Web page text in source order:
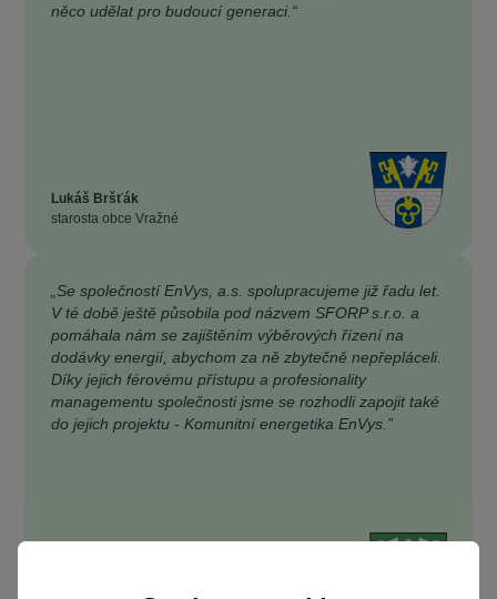
něco udělat pro budoucí generaci.“
Lukáš Bršťák
starosta obce Vražné
„Se společností EnVys, a.s. spolupracujeme již řadu let.
V té době ještě působila pod názvem SFORP s.r.o. a
pomáhala nám se zajištěním výběrových řízení na
dodávky energií, abychom za ně zbytečně nepřepláceli.
Díky jejich férovému přístupu a profesionality
managementu společnosti jsme se rozhodli zapojit také
do jejich projektu - Komunitní energetika EnVys.”